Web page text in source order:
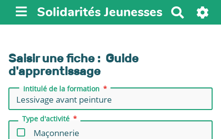
Solidarités Jeunesses
e
c
e
r
Saisir une fiche : Guide
d'apprentissage
Intitulé de la formation
Type d'activité
Maçonnerie